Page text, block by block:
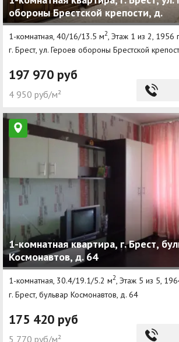
Другие разделы
Новости
Ремонт квартир
Грузовое такси
Способы оплаты
Реклама на сайте
обороны Брестской крепости, д.
1-комнатная, 40/16/13.5 м2 , Этаж 1 из 2, 1956
г. Брест, ул. Героев обороны Брестской
197 970 руб
4 950 руб/м²
1-комнатная квартира, г. Брест,
Космонавтов, д. 64
1-комнатная, 30.4/19.1/5.2 м2, Этаж 5 из 5,
г. Брест, бульвар Космонавтов, д. 64
175 420 руб
5 770 руб/м²